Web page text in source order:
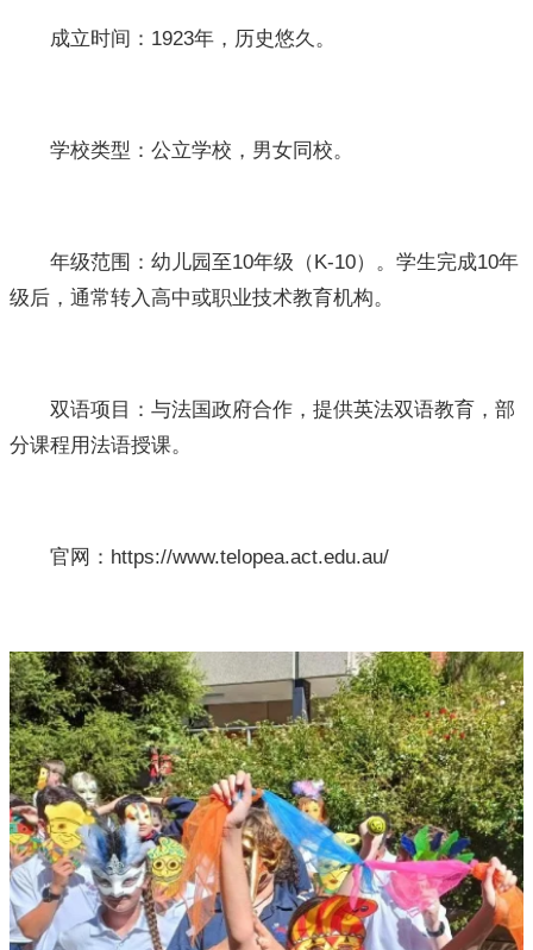
成立时间：1923年，历史悠久。
学校类型：公立学校，男女同校。
年级范围：幼儿园至10年级（K-10）。学生完成10年
级后，通常转入高中或职业技术教育机构。
双语项目：与法国政府合作，提供英法双语教育，部
分课程用法语授课。
官网：https://www.telopea.act.edu.au/